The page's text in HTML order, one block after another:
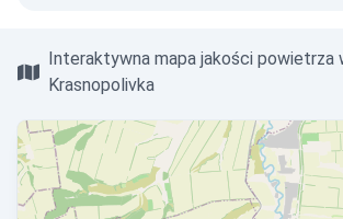
Interaktywna mapa jakości powietrza
Krasnopolivka